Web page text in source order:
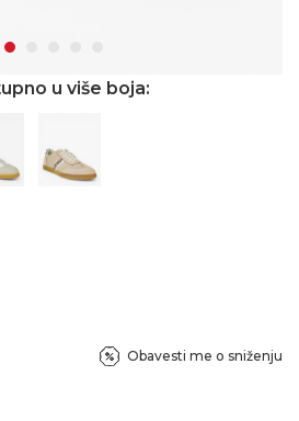
u više boja:
Obavesti me o sniženju